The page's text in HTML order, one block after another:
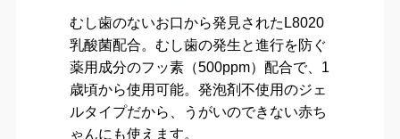
むし歯のないお口から発見されたL8020
乳酸菌配合。むし歯の発生と進行を防ぐ
薬用成分のフッ素（500ppm）配合で、1
歳頃から使用可能。発泡剤不使用のジェ
ルタイプだから、うがいのできない赤ち
ゃんにも使えます。